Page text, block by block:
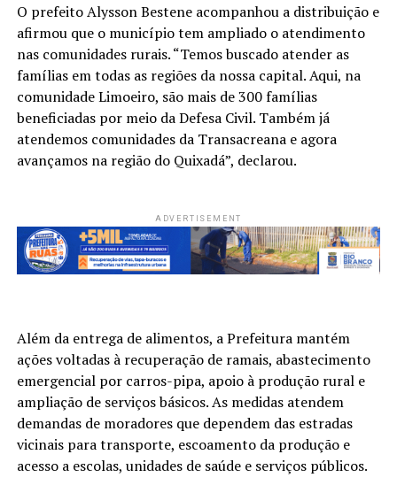
O prefeito Alysson Bestene acompanhou a distribuição e
afirmou que o município tem ampliado o atendimento
nas comunidades rurais. “Temos buscado atender as
famílias em todas as regiões da nossa capital. Aqui, na
comunidade Limoeiro, são mais de 300 famílias
beneficiadas por meio da Defesa Civil. Também já
atendemos comunidades da Transacreana e agora
avançamos na região do Quixadá”, declarou.
ADVERTISEMENT
Além da entrega de alimentos, a Prefeitura mantém
ações voltadas à recuperação de ramais, abastecimento
emergencial por carros-pipa, apoio à produção rural e
ampliação de serviços básicos. As medidas atendem
demandas de moradores que dependem das estradas
vicinais para transporte, escoamento da produção e
acesso a escolas, unidades de saúde e serviços públicos.